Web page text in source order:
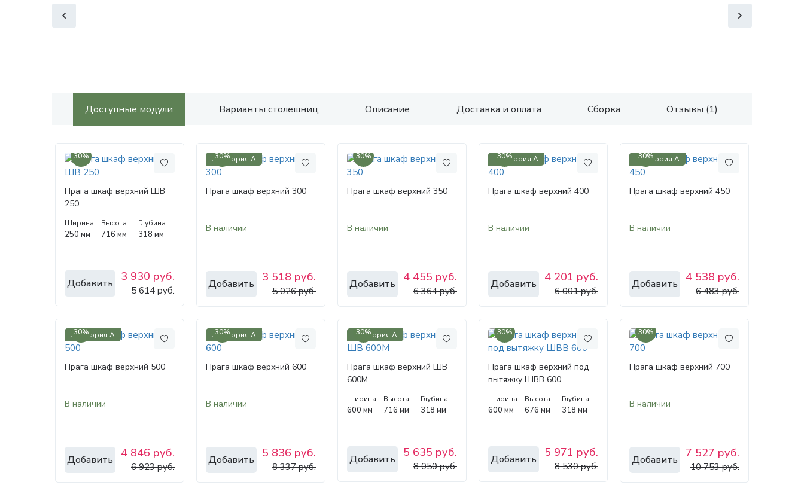
Доступные модули Варианты столешниц Описание Доставка и оплата Сборка Отзывы (1)
30%
Прага шкаф верхний ШВ
250
Ширина
250 мм
Высота
716 мм
Глубина
318 мм
Добавить 3 930 руб.
5 614 руб.
Категория А
30%
Прага шкаф верхний 300
В наличии
Добавить 3 518 руб.
5 026 руб.
30%
Прага шкаф верхний 350
В наличии
Добавить 4 455 руб.
6 364 руб.
Категория А
30%
Прага шкаф верхний 400
В наличии
Добавить 4 201 руб.
6 001 руб.
Категория А
30%
Прага шкаф верхний 450
В наличии
Добавить 4 538 руб.
6 483 руб.
Категория А
30%
Прага шкаф верхний 500
В наличии
Добавить 4 846 руб.
6 923 руб.
Категория А
30%
Прага шкаф верхний 600
В наличии
Добавить 5 836 руб.
8 337 руб.
Категория А
30%
Прага шкаф верхний ШВ
600М
Ширина
600 мм
Высота
716 мм
Глубина
318 мм
Добавить 5 635 руб.
8 050 руб.
30%
Прага шкаф верхний под
вытяжку ШВВ 600
Ширина
600 мм
Высота
676 мм
Глубина
318 мм
Добавить 5 971 руб.
8 530 руб.
30%
Прага шкаф верхний 700
В наличии
Добавить 7 527 руб.
10 753 руб.